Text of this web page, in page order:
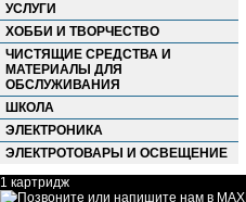
УСЛУГИ
ХОББИ И ТВОРЧЕСТВО
ЧИСТЯЩИЕ СРЕДСТВА И
МАТЕРИАЛЫ ДЛЯ
ОБСЛУЖИВАНИЯ
ШКОЛА
ЭЛЕКТРОНИКА
ЭЛЕКТРОТОВАРЫ И ОСВЕЩЕНИЕ
1 картридж